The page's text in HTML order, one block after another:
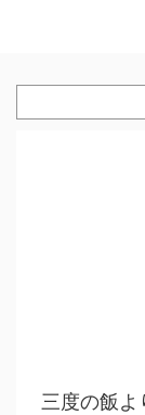
三度の飯よ